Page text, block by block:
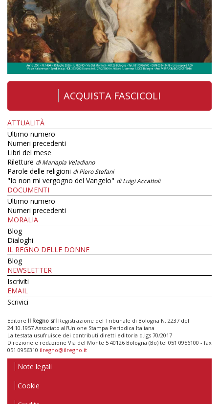
ACQUISTA FASCICOLI
ATTUALITÀ
Ultimo numero
Numeri precedenti
Libri del mese
Riletture di Mariapia Veladiano
Parole delle religioni di Piero Stefani
"Io non mi vergogno del Vangelo" di Luigi Accattoli
DOCUMENTI
Ultimo numero
Numeri precedenti
MORALIA
Blog
Dialoghi
IL REGNO DELLE DONNE
Blog
NEWSLETTER
Iscriviti
EMAIL
Scrivici
Editore Il Regno srl Registrazione del Tribunale di Bologna N. 2237 del
24.10.1957 Associato all’Unione Stampa Periodica Italiana
La testata usufruisce dei contributi diretti editoria d.lgs 70/2017
Direzione e redazione Via del Monte 5 40126 Bologna (Bo) tel 051 0956100 - fax
051 0956310 ilregno@ilregno.it
Note legali
Cookie